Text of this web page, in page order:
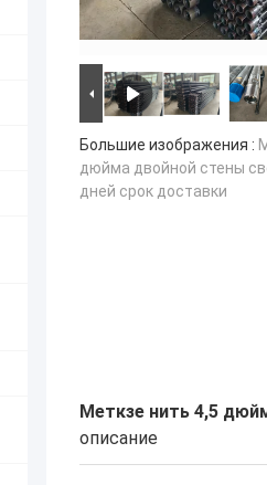
Большие изображения :
дюйма двойной стены
дней срок доставки
Меткзе нить 4,5
описание